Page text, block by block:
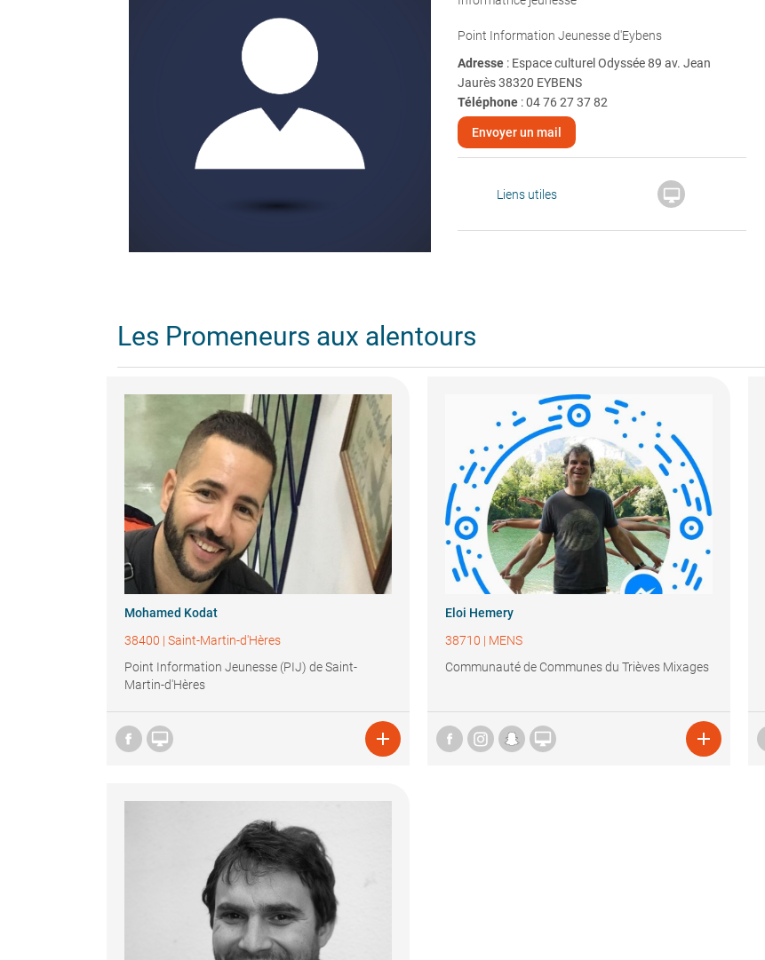
Point Information Jeunesse d'Eybens
Adresse : Espace culturel Odyssée 89 av. Jean
Jaurès 38320 EYBENS
Téléphone:04 76 27 37 82
Envoyer un mail
Liens utiles 
Les Promeneurs aux alentours
Mohamed Kodat
38400 | Saint-Martin-d'Hères
Point Information Jeunesse (PIJ) de Saint-
Martin-d'Hères
 
Eloi Hemery
38710 | MENS
Communauté de Communes du Trièves Mixages
 